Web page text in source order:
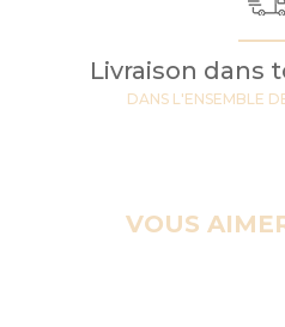
Livraison dans
DANS L'ENSEMBLE
VOUS